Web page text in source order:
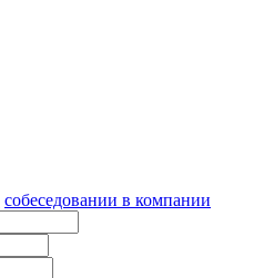
собеседовании в компании